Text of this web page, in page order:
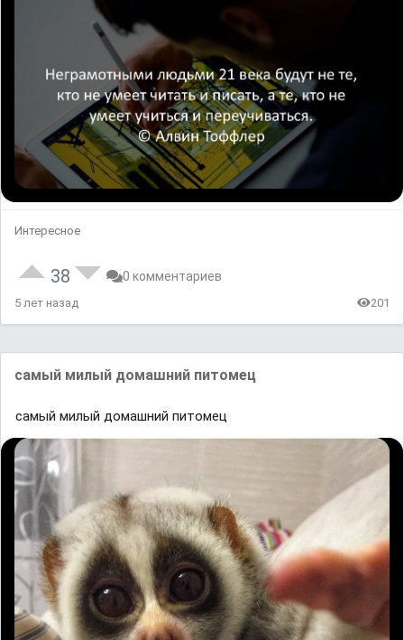
Интересное
38 0 комментариев
5 лет назад 201
самый милый домашний питомец
самый милый домашний питомец